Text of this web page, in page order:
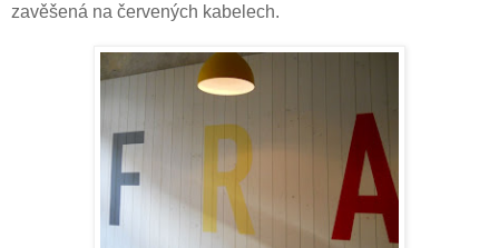
zavěšená na červených kabelech.